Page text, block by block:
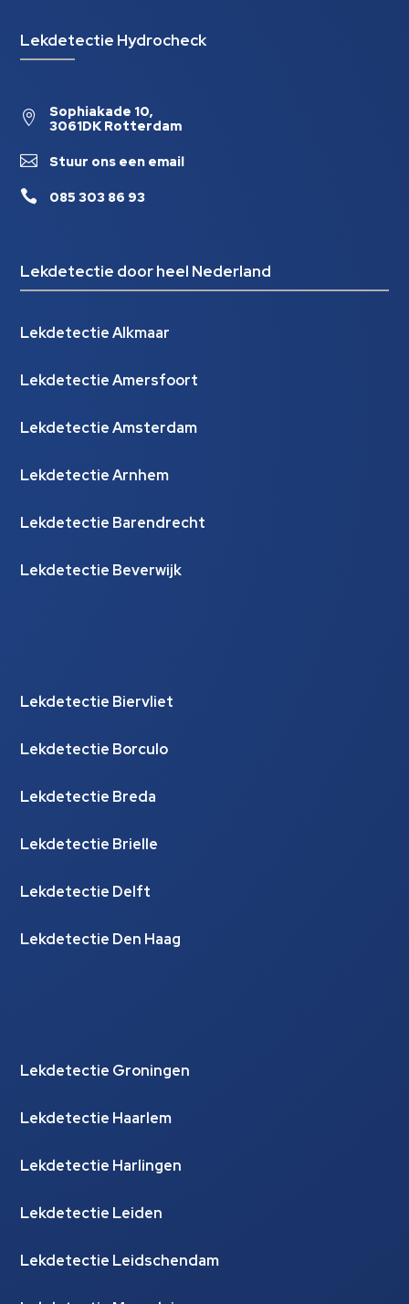
Lekdetectie Hydrocheck

Sophiakade 10,
3061DK Rotterdam
 Stuur ons een email
 085 303 86 93
Lekdetectie door heel Nederland
Lekdetectie Alkmaar
Lekdetectie Amersfoort
Lekdetectie Amsterdam
Lekdetectie Arnhem
Lekdetectie Barendrecht
Lekdetectie Beverwijk
Lekdetectie Biervliet
Lekdetectie Borculo
Lekdetectie Breda
Lekdetectie Brielle
Lekdetectie Delft
Lekdetectie Den Haag
Lekdetectie Groningen
Lekdetectie Haarlem
Lekdetectie Harlingen
Lekdetectie Leiden
Lekdetectie Leidschendam